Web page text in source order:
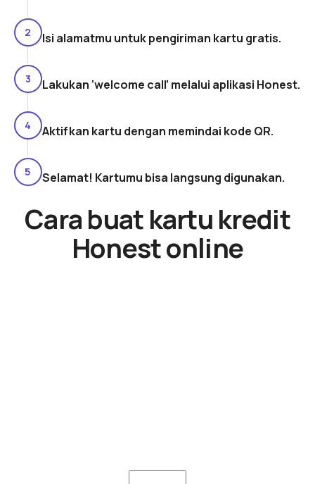
2 Isi alamatmu untuk pengiriman kartu gratis.
3 Lakukan ‘welcome call’ melalui aplikasi Honest.
4 Aktifkan kartu dengan memindai kode QR.
5 Selamat! Kartumu bisa langsung digunakan.
Cara buat kartu kredit
Honest online